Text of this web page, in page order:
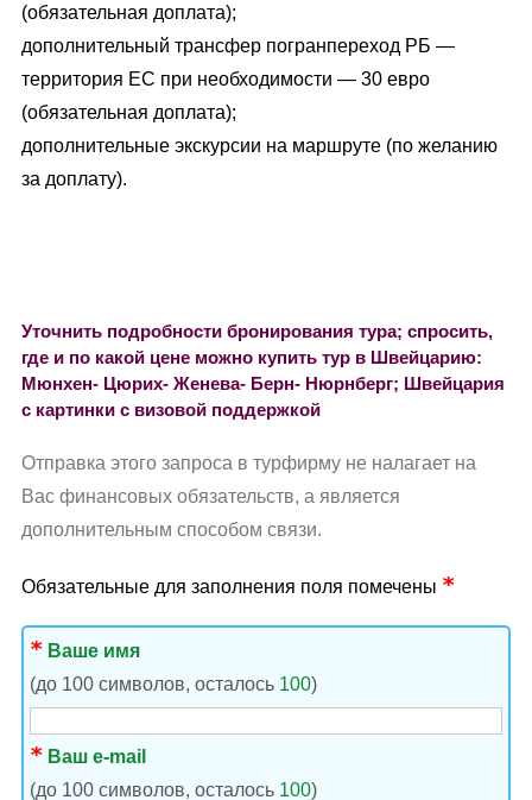
(обязательная доплата);
дополнительный трансфер погранпереход РБ —
территория ЕС при необходимости — 30 евро
(обязательная доплата);
дополнительные экскурсии на маршруте (по желанию
за доплату).
Уточнить подробности бронирования тура; спросить,
где и по какой цене можно купить тур в Швейцарию:
Мюнхен- Цюрих- Женева- Берн- Нюрнберг; Швейцария
с картинки с визовой поддержкой
Отправка этого запроса в турфирму не налагает на
Вас финансовых обязательств, а является
дополнительным способом связи.
Обязательные для заполнения поля помечены
Ваше имя
(до 100 символов, осталось 100)
Ваш e-mail
(до 100 символов, осталось 100)